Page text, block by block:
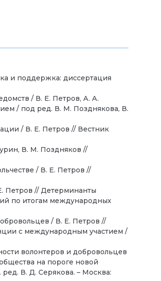
и поддержка: диссертация
/ В. Е. Петров, А. А.
/ под ред. В. М. Позднякова, В.
/ В. Е. Петров // Вестник
В. М. Поздняков //
/ В. Е. Петров //
Петров // Детерминанты
по итогам международных
/ В. Е. Петров //
с международным участием /
волонтеров и добровольцев
на пороге новой
В. Д. Серякова. – Москва: